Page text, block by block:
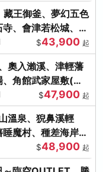
王御釜、夢幻五色
、會津若松城、燒
$43,900 起
奧入瀨溪、津輕藩
角館武家屋敷(不
$47,900 起
溫泉、猊鼻溪輕
魔村、種差海岸、
$48,900 起